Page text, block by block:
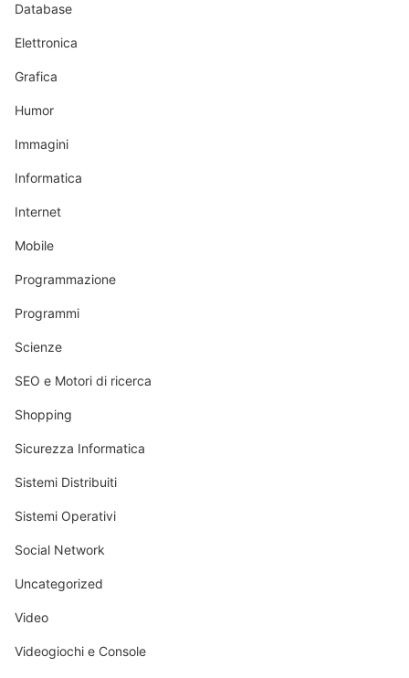
Database
Elettronica
Grafica
Humor
Immagini
Informatica
Internet
Mobile
Programmazione
Programmi
Scienze
SEO e Motori di ricerca
Shopping
Sicurezza Informatica
Sistemi Distribuiti
Sistemi Operativi
Social Network
Uncategorized
Video
Videogiochi e Console